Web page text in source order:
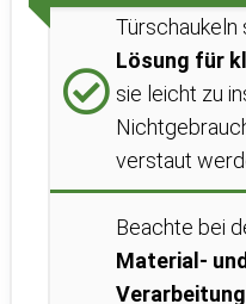
Türschaukeln
Lösung für
sie leicht zu
verstaut
Beachte bei
Material- und